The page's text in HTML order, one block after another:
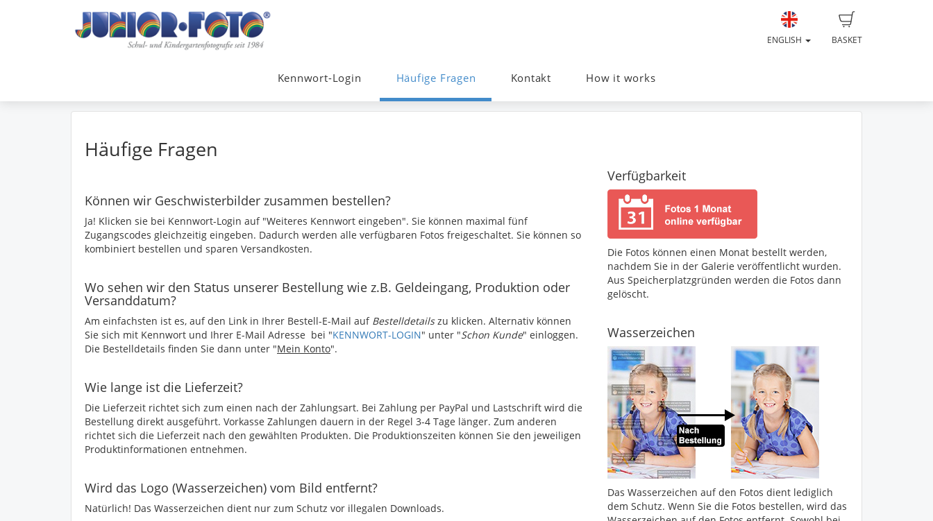
BASKET
ENGLISH
Kennwort-Login Häufige Fragen Kontakt How it works
Häufige Fragen
Können wir Geschwisterbilder zusammen bestellen?
Ja! Klicken sie bei Kennwort-Login auf "Weiteres Kennwort eingeben". Sie können maximal fünf
Zugangscodes gleichzeitig eingeben. Dadurch werden alle verfügbaren Fotos freigeschaltet. Sie können so
kombiniert bestellen und sparen Versandkosten.
Wo sehen wir den Status unserer Bestellung wie z.B. Geldeingang, Produktion oder
Versanddatum?
Am einfachsten ist es, auf den Link in Ihrer Bestell-E-Mail auf Bestelldetailszu klicken. Alternativ können
Sie sich mit Kennwort und Ihrer E-Mail Adresse bei "KENNWORT-LOGIN" unter "Schon Kunde" einloggen.
Die Bestelldetails finden Sie dann unter "Mein Konto".
Wie lange ist die Lieferzeit?
Die Lieferzeit richtet sich zum einen nach der Zahlungsart. Bei Zahlung per PayPal und Lastschrift wird die
Bestellung direkt ausgeführt. Vorkasse Zahlungen dauern in der Regel 3-4 Tage länger. Zum anderen
richtet sich die Lieferzeit nach den gewählten Produkten. Die Produktionszeiten können Sie den jeweiligen
Produktinformationen entnehmen.
Wird das Logo (Wasserzeichen) vom Bild entfernt?
Natürlich! Das Wasserzeichen dient nur zum Schutz vor illegalen Downloads.
Verfügbarkeit
Die Fotos können einen Monat bestellt werden,
nachdem Sie in der Galerie veröffentlicht wurden.
Aus Speicherplatzgründen werden die Fotos dann
gelöscht.
Wasserzeichen
Das Wasserzeichen auf den Fotos dient lediglich
dem Schutz. Wenn Sie die Fotos bestellen, wird das